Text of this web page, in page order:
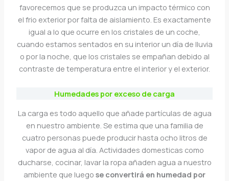
favorecemos que se produzca un impacto térmico con
el frio exterior por falta de aislamiento. Es exactamente
igual a lo que ocurre en los cristales de un coche,
cuando estamos sentados en su interior un día de lluvia
o por la noche, que los cristales se empañan debido al
contraste de temperatura entre el interior y el exterior.
Humedades por exceso de carga
La carga es todo aquello que añade partículas de agua
en nuestro ambiente. Se estima que una familia de
cuatro personas puede producir hasta ocho litros de
vapor de agua al día. Actividades domesticas como
ducharse, cocinar, lavar la ropa añaden agua a nuestro
ambiente que luego se convertirá en humedad por